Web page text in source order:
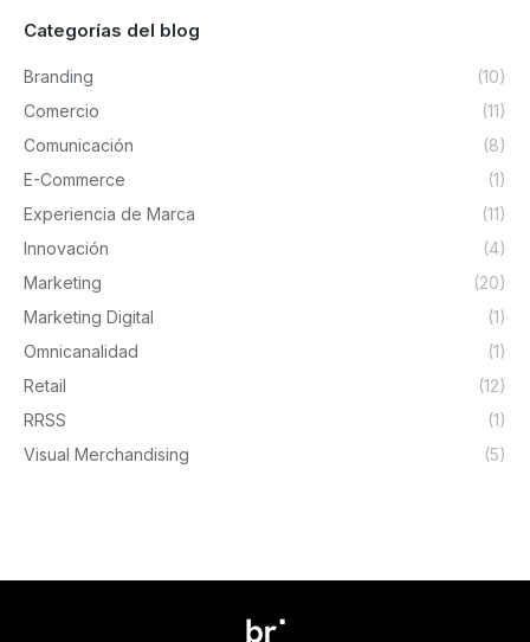
Categorías del blog
Branding
(10)
Comercio
(11)
Comunicación
(8)
E-Commerce
(1)
Experiencia de Marca
(11)
Innovación
(4)
Marketing
(20)
Marketing Digital
(1)
Omnicanalidad
(1)
Retail
(12)
RRSS
(1)
Visual Merchandising
(5)